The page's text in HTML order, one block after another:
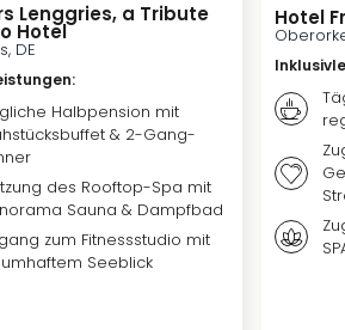
Lenggries, a Tribute
Hotel
DE
:
Halbpension mit
& 2-Gang-
des Rooftop-Spa mit
Sauna & Dampfbad
zum Fitnessstudio mit
Seeblick
Hotel